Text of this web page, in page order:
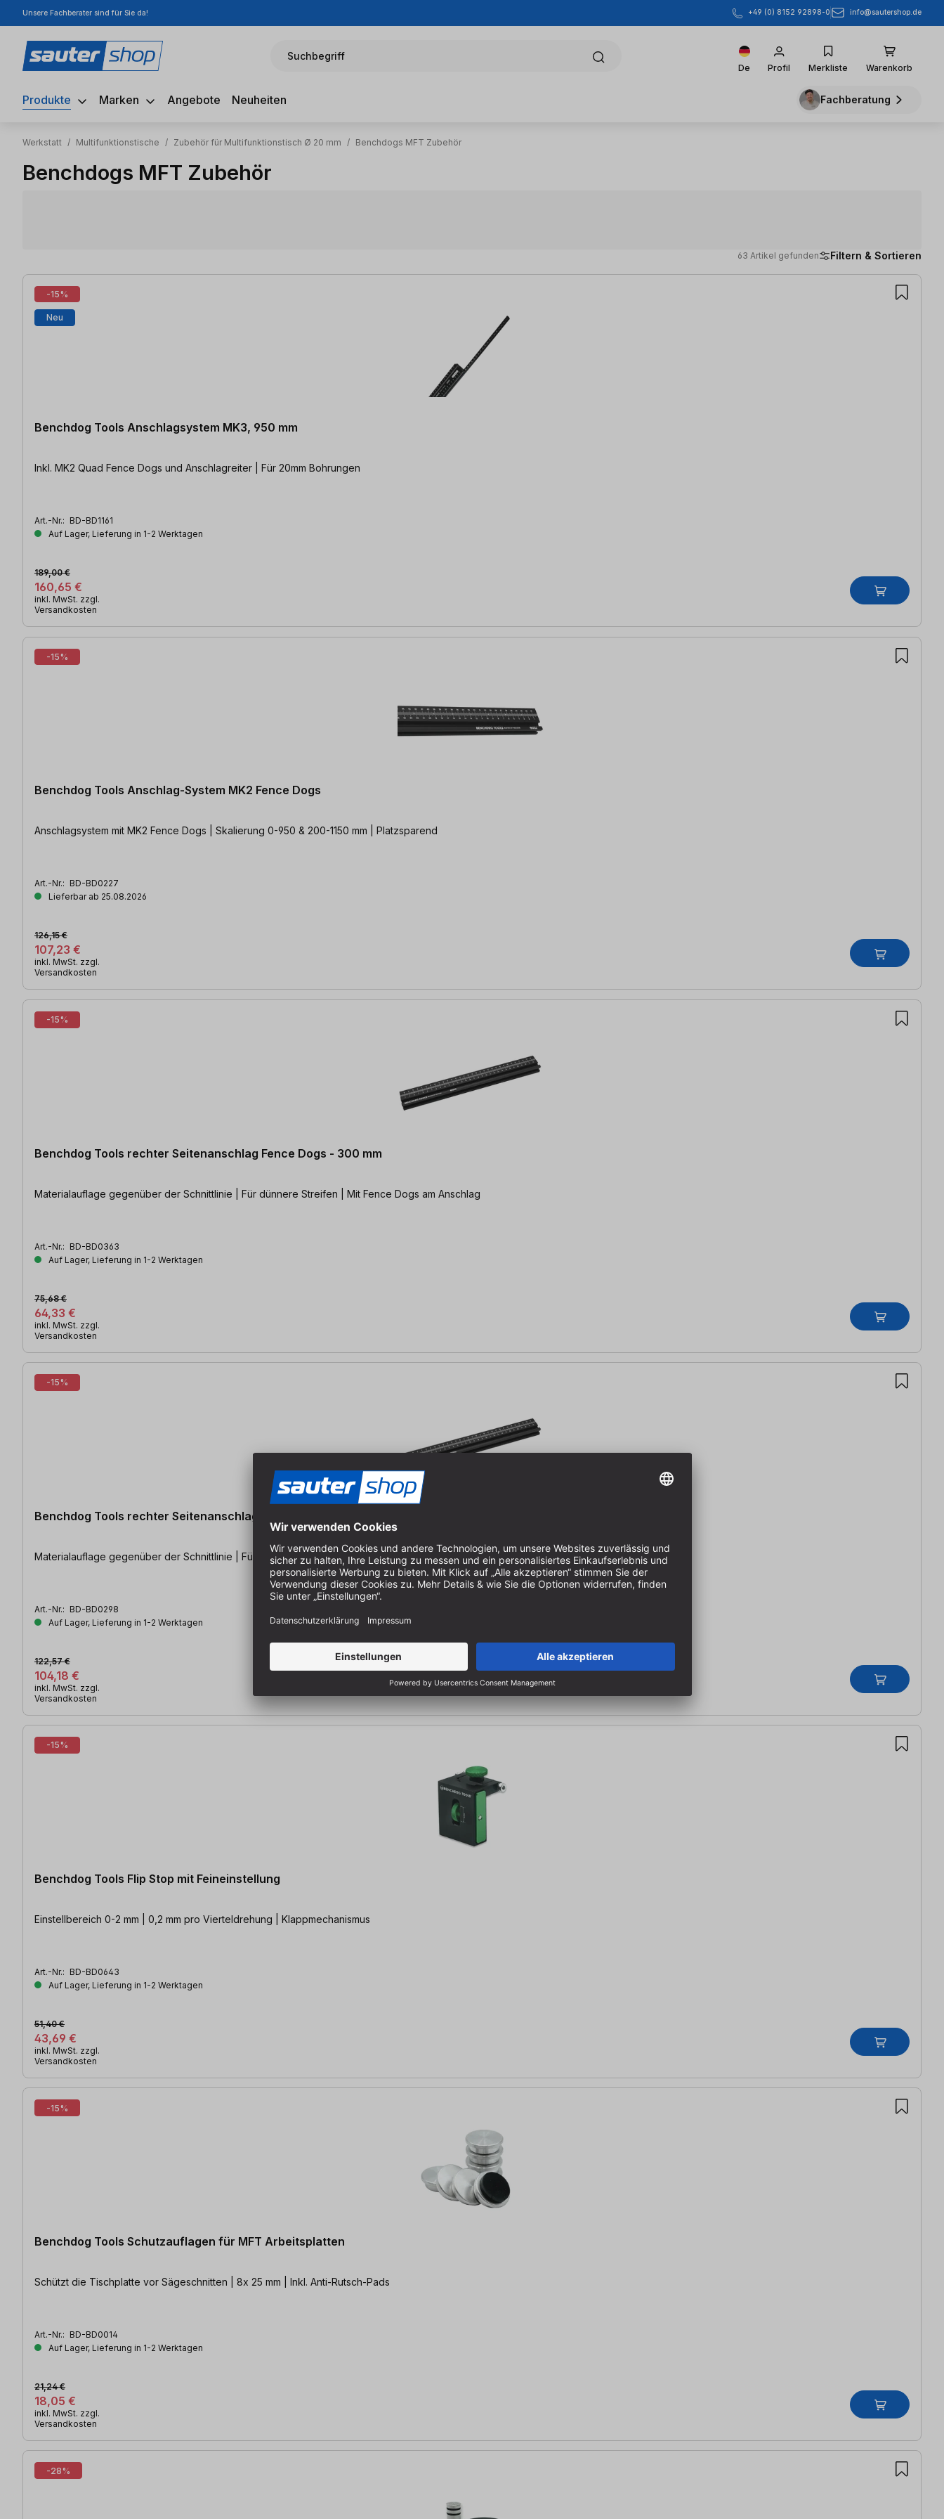
Hauptinhalt springen
Zur Suche springen
Zur Hauptnavigation springen
Unsere Fachberater sind für Sie da! +49 (0) 8152 92898-0 info@sautershop.de
Suchbegriff
De Profil Merkliste Warenkorb
Produkte Marken Angebote Neuheiten Fachberatung
Werkstatt / Multifunktionstische / Zubehör für Multifunktionstisch Ø 20 mm / Benchdogs MFT Zubehör
Benchdogs MFT Zubehör
63 Artikel gefunden Filtern & Sortieren
63 Artikel gefunden
-15%
Neu
Benchdog Tools Anschlagsystem MK3, 950 mm
Inkl. MK2 Quad Fence Dogs und Anschlagreiter | Für 20mm Bohrungen
Art.-Nr.: BD-BD1161
Auf Lager, Lieferung in 1-2 Werktagen
160,65 €
189,00 €
inkl. MwSt. zzgl.
Versandkosten
-15%
Benchdog Tools Anschlag-System MK2 Fence Dogs
Anschlagsystem mit MK2 Fence Dogs | Skalierung 0-950 & 200-1150 mm | Platzsparend
Art.-Nr.: BD-BD0227
Lieferbar ab 25.08.2026
107,23 €
126,15 €
inkl. MwSt. zzgl.
Versandkosten
-15%
Benchdog Tools rechter Seitenanschlag Fence Dogs - 300 mm
Materialauflage gegenüber der Schnittlinie | Für dünnere Streifen | Mit Fence Dogs am Anschlag
Art.-Nr.: BD-BD0363
Auf Lager, Lieferung in 1-2 Werktagen
64,33 €
75,68 €
inkl. MwSt. zzgl.
Versandkosten
-15%
Benchdog Tools rechter Seitenanschlag MK2 Quad - 300 mm
Materialauflage gegenüber der Schnittlinie | Für dünnere Streifen | Mit MK2 Quad Fence Dogs
Art.-Nr.: BD-BD0298
Auf Lager, Lieferung in 1-2 Werktagen
104,18 €
122,57 €
inkl. MwSt. zzgl.
Versandkosten
-15%
Benchdog Tools Flip Stop mit Feineinstellung
Einstellbereich 0-2 mm | 0,2 mm pro Vierteldrehung | Klappmechanismus
Art.-Nr.: BD-BD0643
Auf Lager, Lieferung in 1-2 Werktagen
43,69 €
51,40 €
inkl. MwSt. zzgl.
Versandkosten
-15%
Benchdog Tools Schutzauflagen für MFT Arbeitsplatten
Schützt die Tischplatte vor Sägeschnitten | 8x 25 mm | Inkl. Anti-Rutsch-Pads
Art.-Nr.: BD-BD0014
Auf Lager, Lieferung in 1-2 Werktagen
18,05 €
21,24 €
inkl. MwSt. zzgl.
Versandkosten
-28%